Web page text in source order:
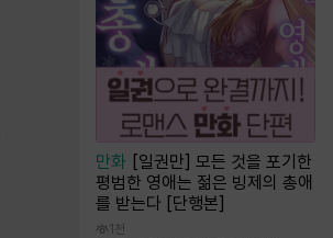
만화 [일권만] 모든 것을 포기한
평범한 영애는 젊은 빙제의 총애
를 받는다 [단행본]
1천